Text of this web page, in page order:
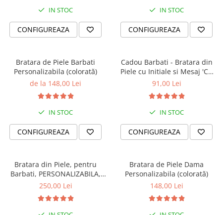
PERSONALIZATE
Bratari cu Nume
Bratari cu Initiale
Bratari Personalizate pt. BARBATI
dragi
Bratari Personalizate FEMEI iubite
Bratari Personalizate pt CUPLURI
nazdravani
Bratara Te Iubim Tati
Bratari Baieti
Bratari Fete
Cadouri Prieteni
Cadouri Amuzante
Cadouri de Casa Noua
Banut Mot
IN STOC
CONFIGUREAZA
IN STOC
CONFIGUREAZA
Bratara de Piele Barbati
Personalizabila (colorată)
de la 148,00 Lei
IN STOC
CONFIGUREAZA
Cadou Barbati - Bratara din
Piele cu Initiale si Mesaj 'Cu
Tine Oriunde în Lume'
91,00 Lei
IN STOC
CONFIGUREAZA
Bratara din Piele, pentru
Barbati, PERSONALIZABILA,
Slide Force (casual)
250,00 Lei
Bratara de Piele Dama
Personalizabila (colorată)
148,00 Lei